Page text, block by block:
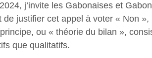
j’invite les Gabonaises et
justifier cet appel à voter « Non
ou « théorie du bilan »,
que qualitatifs.